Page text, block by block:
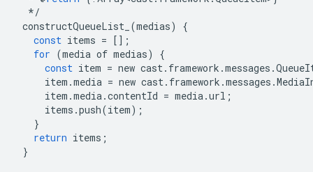
*/
constructQueueList_ (medias)
{
const items = [];
for (media of medias)
{
const item = new cast. framework .messages .
item .media = new cast. framework .messages .
item .media.contentId = media.url ;
items .push(item);
}
return items ;
}